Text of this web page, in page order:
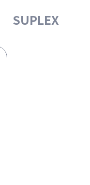
SUPLEX